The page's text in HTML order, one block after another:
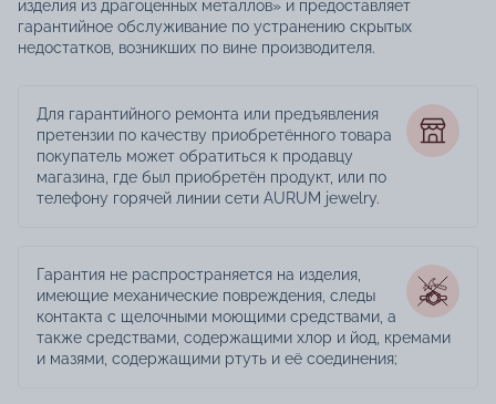
изделия из драгоценных металлов» и предоставляет
гарантийное обслуживание по устранению скрытых
недостатков, возникших по вине производителя.
Для гарантийного ремонта или предъявления
претензии по качеству приобретённого товара
покупатель может обратиться к продавцу
магазина, где был приобретён продукт, или по
телефону горячей линии сети AURUM jewelry.
Гарантия не распространяется на изделия,
имеющие механические повреждения, следы
контакта с щелочными моющими средствами, а
также средствами, содержащими хлор и йод, кремами
и мазями, содержащими ртуть и её соединения;